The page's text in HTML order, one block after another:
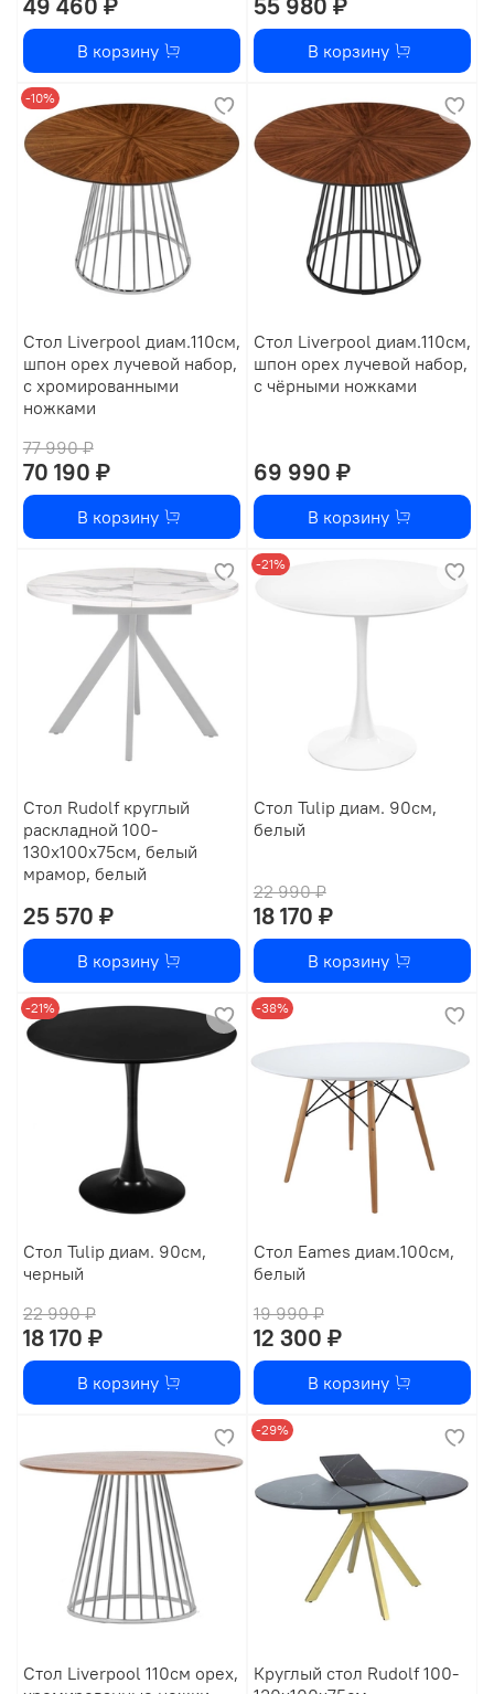
В корзину В корзину
-10%
Стол Liverpool диам.110см,
шпон орех лучевой набор,
с хромированными
ножками
77 990 ₽
70 190 ₽
В корзину
Стол Liverpool диам.110см,
шпон орех лучевой набор,
с чёрными ножками
69 990 ₽
В корзину
Стол Rudolf круглый
раскладной 100-
130x100x75см, белый
мрамор, белый
25 570 ₽
В корзину
-21%
Стол Tulip диам. 90см,
белый
22 990 ₽
18 170 ₽
В корзину
-21%
Стол Tulip диам. 90см,
черный
22 990 ₽
18 170 ₽
В корзину
-38%
Стол Eames диам.100см,
белый
19 990 ₽
12 300 ₽
В корзину
Стол Liverpool 110см орех,
-29%
Круглый стол Rudolf 100-